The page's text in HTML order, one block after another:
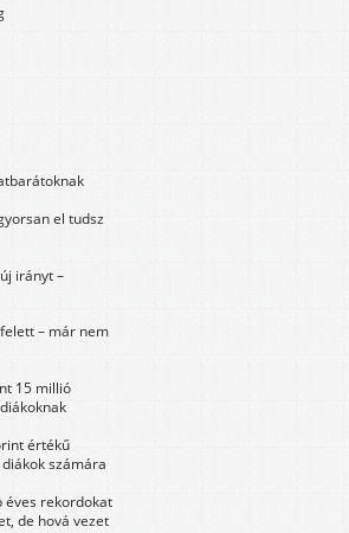
el tudsz
irányt –
– már nem
15 millió
értékű
számára
éves rekordokat
de hová vezet